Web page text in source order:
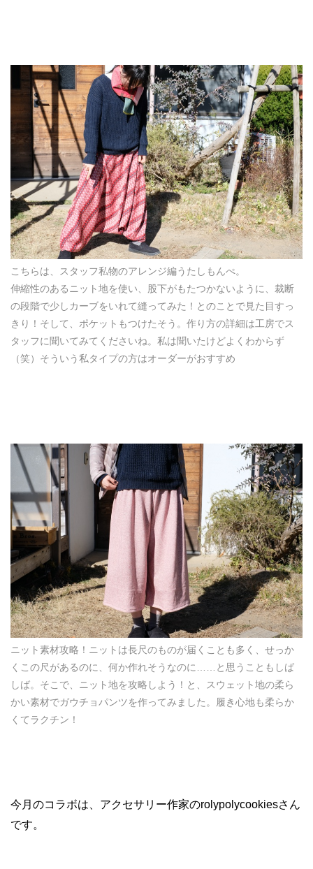
こちらは、スタッフ私物のアレンジ編うたしもんぺ。
伸縮性のあるニット地を使い、股下がもたつかないように、裁断
の段階で少しカーブをいれて縫ってみた！とのことで見た目すっ
きり！そして、ポケットもつけたそう。作り方の詳細は工房でス
タッフに聞いてみてくださいね。私は聞いたけどよくわからず
（笑）そういう私タイプの方はオーダーがおすすめ
ニット素材攻略！ニットは長尺のものが届くことも多く、せっか
くこの尺があるのに、何か作れそうなのに……と思うこともしば
しば。そこで、ニット地を攻略しよう！と、スウェット地の柔ら
かい素材でガウチョパンツを作ってみました。履き心地も柔らか
くてラクチン！
今月のコラボは、アクセサリー作家のrolypolycookiesさん
です。